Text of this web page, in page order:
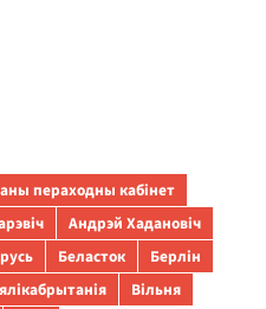
пераходны кабінет
Андрэй Хадановіч
Беласток
Берлін
Вільня